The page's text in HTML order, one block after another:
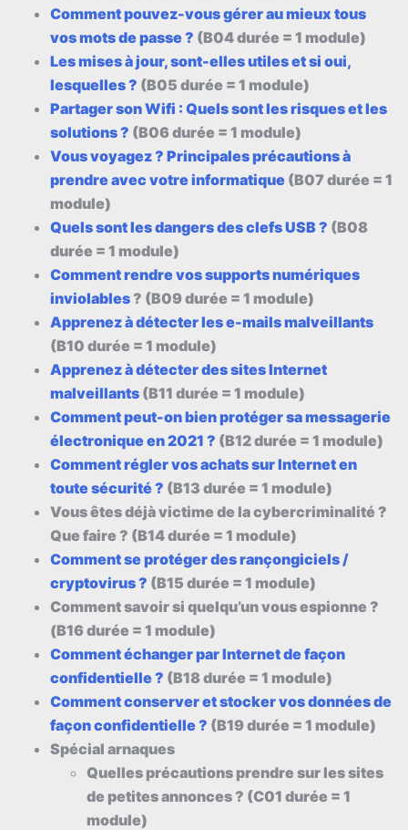
Comment pouvez-vous gérer au mieux tous
vos mots de passe ? (B04 durée = 1 module)
Les mises à jour, sont-elles utiles et si oui,
lesquelles ? (B05 durée = 1 module)
Partager son Wifi : Quels sont les risques et les
solutions ? (B06 durée = 1 module)
Vous voyagez ? Principales précautions à
prendre avec votre informatique (B07 durée = 1
module)
Quels sont les dangers des clefs USB ? (B08
durée = 1 module)
Comment rendre vos supports numériques
inviolables? (B09 durée = 1 module)
Apprenez à détecter les e-mails malveillants
(B10 durée = 1 module)
Apprenez à détecter des sites Internet
malveillants (B11 durée = 1 module)
Comment peut-on bien protéger sa messagerie
électronique en 2021 ? (B12 durée = 1 module)
Comment régler vos achats sur Internet en
toute sécurité ? (B13 durée = 1 module)
Vous êtes déjà victime de la cybercriminalité ?
Que faire ? (B14 durée = 1 module)
Comment se protéger des rançongiciels /
cryptovirus ? (B15 durée = 1 module)
Comment savoir si quelqu’un vous espionne ?
(B16 durée = 1 module)
Comment échanger par Internet de façon
confidentielle ? (B18 durée = 1 module)
Comment conserver et stocker vos données de
façon confidentielle ? (B19 durée = 1 module)
Spécial arnaques
Quelles précautions prendre sur les sites
de petites annonces ? (C01 durée = 1
module)